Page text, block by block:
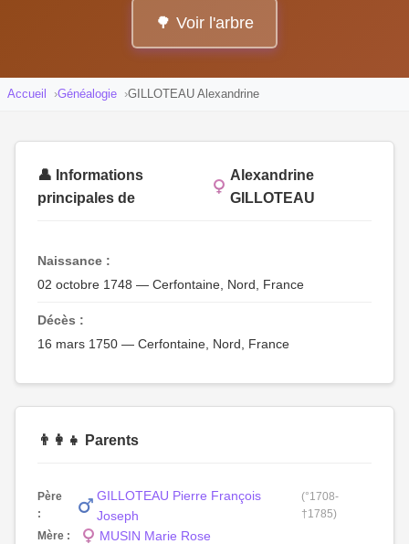
🌳 Voir l'arbre
Accueil Généalogie GILLOTEAU Alexandrine
👤 Informations
principales de
Alexandrine
GILLOTEAU
Naissance :
02 octobre 1748 — Cerfontaine, Nord, France
Décès :
16 mars 1750 — Cerfontaine, Nord, France
👨‍👩‍👧 Parents
Père
:
GILLOTEAU Pierre François
Joseph
(°1708-
†1785)
Mère :
MUSIN Marie Rose